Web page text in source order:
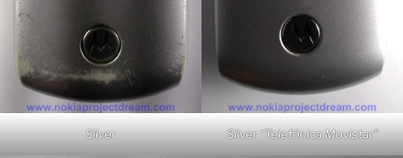
Silver Silver “Telefónica Movistar”